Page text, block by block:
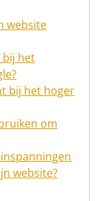
website
bij het
bij het hoger
om
website?